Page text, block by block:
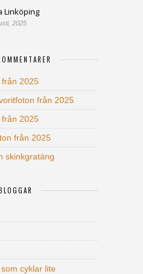
Linköping
2025
2025
från 2025
2025
från 2025
skinkgratäng
cyklar lite